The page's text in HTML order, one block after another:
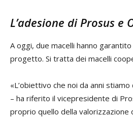
L’adesione di Prosus e
A oggi, due macelli hanno
progetto. Si tratta dei macelli
«L’obiettivo che noi da anni
– ha riferito il vicepresidente di
proprio quello della valorizzazione